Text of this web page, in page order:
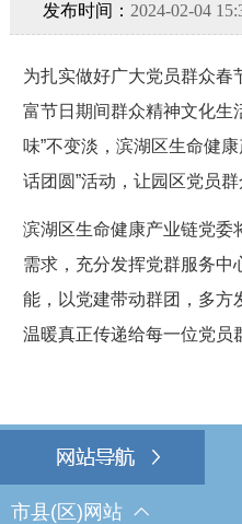
发布时间： 2024-02-04
为扎实做好广大党员群众春
富节日期间群众精神文化生
味”不变淡，滨湖区生命健
话团圆”活动，让园区党员群
滨湖区生命健康产业链党委
需求，充分发挥党群服务中
能，以党建带动群团，多方
温暖真正传递给每一位党员
市县(区)网站